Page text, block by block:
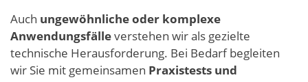
Auch ungewöhnliche oder komplexe
Anwendungsfälleverstehen wir als gezielte
technische Herausforderung. Bei Bedarf begleiten
wir Sie mit gemeinsamen Praxistests und